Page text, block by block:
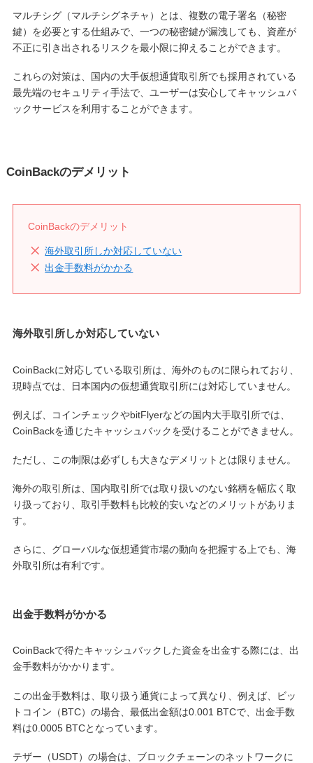
マルチシグ（マルチシグネチャ）とは、複数の電子署名（秘密
鍵）を必要とする仕組みで、一つの秘密鍵が漏洩しても、資産が
不正に引き出されるリスクを最小限に抑えることができます。
これらの対策は、国内の大手仮想通貨取引所でも採用されている
最先端のセキュリティ手法で、ユーザーは安心してキャッシュバ
ックサービスを利用することができます。
CoinBackのデメリット
CoinBackのデメリット
海外取引所しか対応していない
出金手数料がかかる
海外取引所しか対応していない
CoinBackに対応している取引所は、海外のものに限られており、
現時点では、日本国内の仮想通貨取引所には対応していません。
例えば、コインチェックやbitFlyerなどの国内大手取引所では、
CoinBackを通じたキャッシュバックを受けることができません。
ただし、この制限は必ずしも大きなデメリットとは限りません。
海外の取引所は、国内取引所では取り扱いのない銘柄を幅広く取
り扱っており、取引手数料も比較的安いなどのメリットがありま
す。
さらに、グローバルな仮想通貨市場の動向を把握する上でも、海
外取引所は有利です。
出金手数料がかかる
CoinBackで得たキャッシュバックした資金を出金する際には、出
金手数料がかかります。
この出金手数料は、取り扱う通貨によって異なり、例えば、ビッ
トコイン（BTC）の場合、最低出金額は0.001 BTCで、出金手数
料は0.0005 BTCとなっています。
テザー（USDT）の場合は、ブロックチェーンのネットワークに